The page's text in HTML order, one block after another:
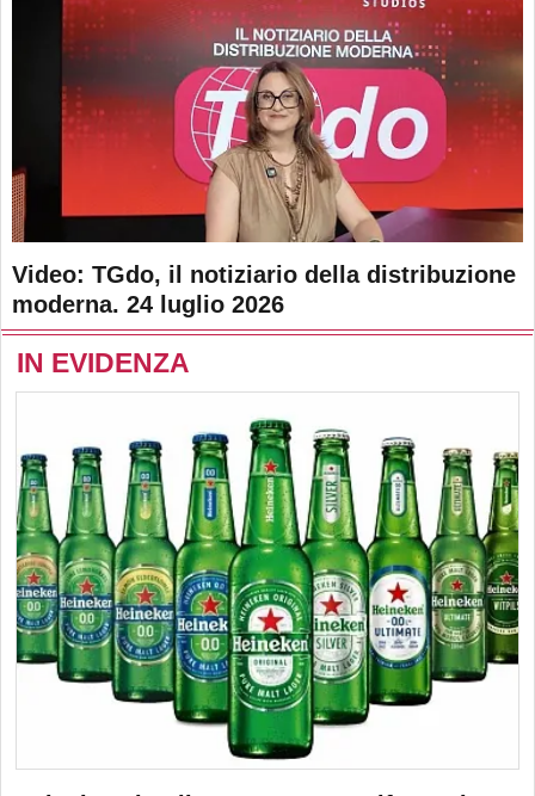
Video: TGdo, il notiziario della distribuzione
moderna. 24 luglio 2026
IN EVIDENZA